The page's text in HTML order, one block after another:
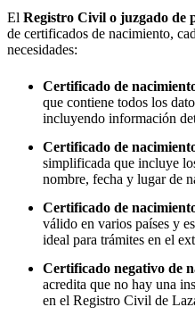
El Registro Civil o juzgado de
de certificados de nacimiento,
necesidades:
Certificado de
que contiene todos los
incluyendo información
Certificado de
simplificada que incluye
nombre, fecha y lugar de
Certificado de
válido en varios países y
ideal para trámites en el
Certificado negativo de
acredita que no hay una
en el Registro Civil de